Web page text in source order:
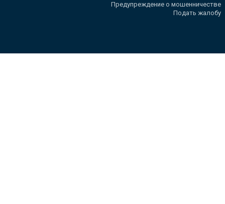
Предупреждение о мошенничестве
Подать жалобу